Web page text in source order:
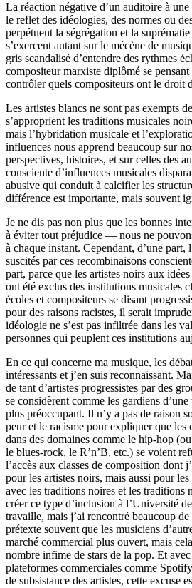
La réaction négative d’un auditoire à
le reflet des idéologies, des normes ou
perpétuent la ségrégation et la
s’exercent autant sur le mécène de
gris scandalisé d’entendre des rythmes
compositeur marxiste diplômé se
contrôler quels compositeurs ont le droit
Les artistes blancs ne sont pas exempts
s’approprient les traditions musicales
mais l’hybridation musicale et
influences nous apprend beaucoup sur
perspectives, histoires, et sur celles des
consciente d’influences musicales
abusive qui conduit à calcifier les
différence est importante, mais souvent
Je ne dis pas non plus que les bonnes
à éviter tout préjudice — nous ne
à chaque instant. Cependant, d’une part,
suscités par ces recombinaisons
part, parce que les artistes noirs aux
ont été exclus des institutions musicales
écoles et compositeurs se disant
pour des raisons racistes, il serait
idéologie ne s’est pas infiltrée dans les
personnes qui peuplent ces institutions
En ce qui concerne ma musique, les
intéressants et j’en suis reconnaissant.
de tant d’artistes progressistes par des
se considèrent comme les gardiens
plus préoccupant. Il n’y a pas de raison
peur et le racisme pour expliquer que
dans des domaines comme le hip-hop
le blues-rock, le R’n’B, etc.) se voient
l’accès aux classes de composition dont
pour les artistes noirs, mais aussi pour
avec les traditions noires et les traditions
créer ce type d’inclusion à l’Université
travaille, mais j’ai rencontré beaucoup
prétexte souvent que les musiciens
marché commercial plus ouvert, mais
nombre infime de stars de la pop. Et
plateformes commerciales comme
de subsistance des artistes, cette excuse